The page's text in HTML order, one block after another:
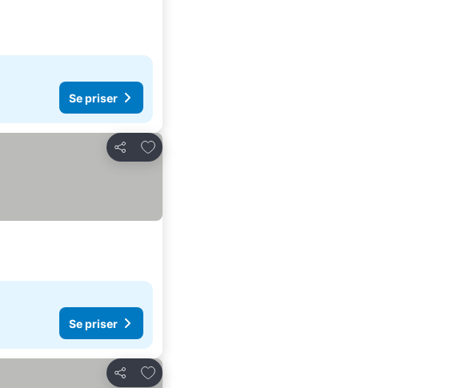
Se priser
Dela
Lägg till i Mina Favoriter
Se priser
Dela
Lägg till i Mina Favoriter